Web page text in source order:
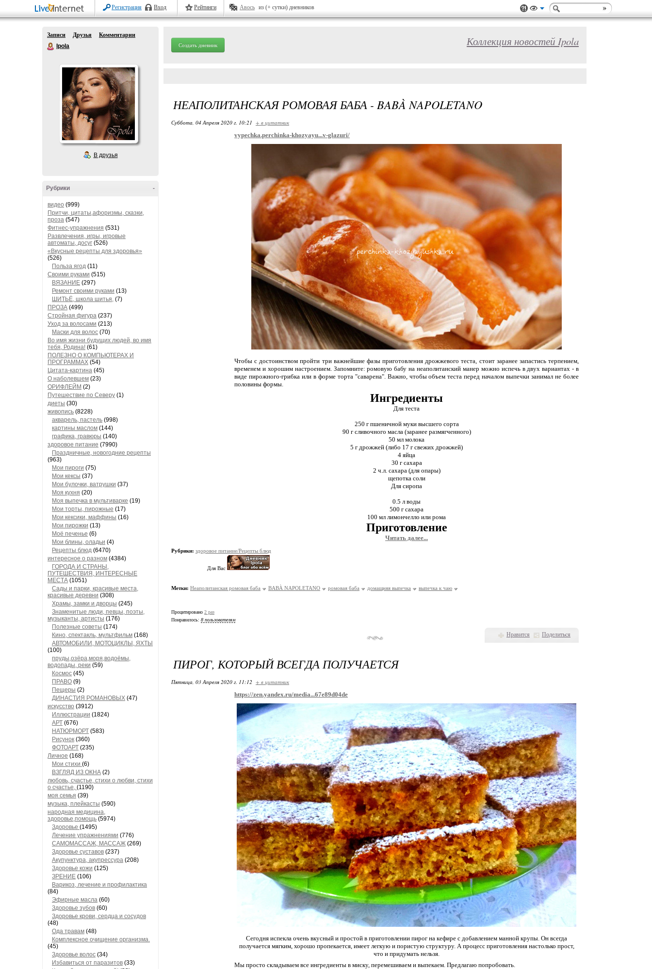
Регистрация Вход Рейтинги Авось из (+ сутки) дневников
Записи Друзья
Комментарии
Ipola
В друзья
-
Рубрики
видео (999)
Притчи, цитаты,афоризмы, сказки,
проза (547)
Фитнес-упражнения (531)
Развлечения, игры, игровые
автоматы, досуг (526)
«Вкусные рецепты для здоровья»
(526)
Польза ягод (11)
Своими руками (515)
ВЯЗАНИЕ (297)
Ремонт своими руками (13)
ШИТЬЁ, школа шитья, (7)
ПРОЗА (499)
Стройная фигура (237)
Уход за волосами (213)
Маски для волос (70)
Во имя жизни будущих людей, во имя
тебя, Родина! (61)
ПОЛЕЗНО О КОМПЬЮТЕРАХ И
ПРОГРАММАХ (54)
Цитата-картина (45)
О наболевшем (23)
ОРИФЛЕЙМ (2)
Путешествие по Северу (1)
диеты (30)
живопись (8228)
акварель, пастель (998)
картины маслом (144)
графика, гравюры (140)
здоровое питание (7990)
Праздничные, новогодние рецепты
(963)
Мои пироги (75)
Мои кексы (37)
Мои булочки, ватрушки (37)
Моя кухня (20)
Моя выпечка в мультиварке (19)
Мои торты, пирожные (17)
Мои кексики, маффины (16)
Мои пирожки (13)
Моё печенье (6)
Мои блины, оладьи (4)
Рецепты блюд (6470)
интересное о разном (4384)
ГОРОДА И СТРАНЫ,
ПУТЕШЕСТВИЯ, ИНТЕРЕСНЫЕ
МЕСТА (1051)
Сады и парки, красивые места,
красивые деревни (308)
Храмы, замки и дворцы (245)
Знаменитые люди, певцы, поэты,
музыканты, артисты (176)
Полезные советы (174)
Кино, спектакль, мультфильм (168)
АВТОМОБИЛИ, МОТОЦИКЛЫ, ЯХТЫ
(100)
пруды,озёра,моря,водоёмы,
водопады, реки (59)
Космос (45)
ПРАВО (9)
Пещеры (2)
ДИНАСТИЯ РОМАНОВЫХ (47)
искусство (3912)
Иллюстрации (1824)
АРТ (676)
НАТЮРМОРТ (583)
Рисунок (360)
ФОТОАРТ (235)
Личное (168)
Мои стихи (6)
ВЗГЛЯД ИЗ ОКНА (2)
любовь, счастье, стихи о любви, стихи
о счастье, (1190)
моя семья (39)
музыка, плейкасты (590)
народная медицина,
здоровье,помощь (5974)
Здоровье (1495)
Лечение упражнениями (776)
САМОМАССАЖ, МАССАЖ (269)
Здоровье суставов (237)
Акупунктура, акупрессура (208)
Здоровье кожи (125)
ЗРЕНИЕ (106)
Варикоз, лечение и профилактика
(84)
Эфирные масла (60)
Здоровье зубов (60)
Здоровье крови, сердца и сосудов
(48)
Ода травам (48)
Комплексное очищение организма.
(45)
Здоровье волос (34)
Избавиться от паразитов (33)
Создать дневник Коллекция новостей Ipola
Нравится Поделиться
НЕАПОЛИТАНСКАЯ РОМОВАЯ БАБА - BABÀ NAPOLETANO
Суббота, 04 Апреля 2020 г. 10:21 + в цитатник
vypechka.perchinka-khozyayu...v-glazuri/
Чтобы с достоинством пройти три важнейшие фазы приготовления дрожжевого теста, стоит заранее запастись терпением,
временем и хорошим настроением. Запомните: ромовую бабу на неаполитанский манер можно испечь в двух вариантах - в
виде пирожного-грибка или в форме торта "саварена". Важно, чтобы объем теста перед началом выпечки занимал не более
половины формы.
Ингредиенты
Для теста
250 г пшеничной муки высшего сорта
90 г сливочного масла (заранее размягченного)
50 мл молока
5 г дрожжей (либо 17 г свежих дрожжей)
4 яйца
30 г сахара
2 ч.л. сахара (для опары)
щепотка соли
Для сиропа
0.5 л воды
500 г сахара
100 мл лимончелло или рома
Приготовление
Читать далее...
Рубрики: здоровое питание/Рецепты блюд
Для Вас
Метки: Неаполитанская ромовая баба BABÀ NAPOLETANO ромовая баба домащняя выпечка выпечка к чаю
Процитировано 2 раз
Понравилось: 8 пользователям
ПИРОГ, КОТОРЫЙ ВСЕГДА ПОЛУЧАЕТСЯ
Пятница, 03 Апреля 2020 г. 11:12 + в цитатник
https://zen.yandex.ru/media...67e89d04de
Сегодня испекла очень вкусный и простой в приготовлении пирог на кефире с добавлением манной крупы. Он всегда
получается мягким, хорошо пропекается, имеет легкую и пористую структуру. А процесс приготовления настолько прост,
что и придумать нельзя.
Мы просто складываем все ингредиенты в миску, перемешиваем и выпекаем. Предлагаю попробовать.